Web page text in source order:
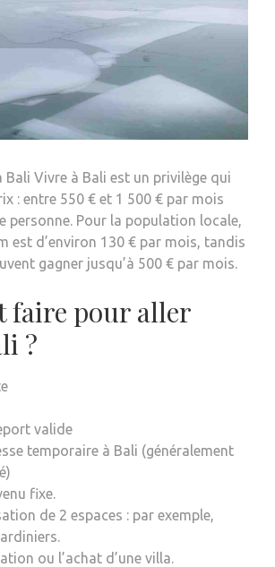
Bali Vivre à Bali est un privilège qui
: entre 550 € et 1 500 € par mois
personne. Pour la population locale,
est d’environ 130 € par mois, tandis
gagner jusqu’à 500 € par mois.
faire pour aller
?
valide
temporaire à Bali (généralement
fixe.
de 2 espaces : par exemple,
ou l’achat d’une villa.